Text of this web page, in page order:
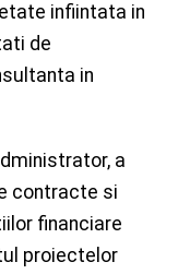
infiintata in
de
in
a
contracte si
financiare
proiectelor